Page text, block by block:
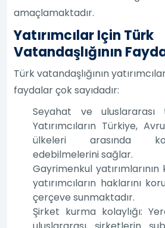
amaçlamaktadır.
Yatırımcılar Için Türk
Vatandaşlığının
Türk vatandaşlığının
faydalar çok sayıdadır:
Seyahat ve uluslararası
Yatırımcıların Türkiye,
ülkeleri arasında
edebilmelerini sağlar.
Gayrimenkul yatırımlarının
yatırımcıların haklarını
çerçeve sunmaktadır.
Şirket kurma kolaylığı: